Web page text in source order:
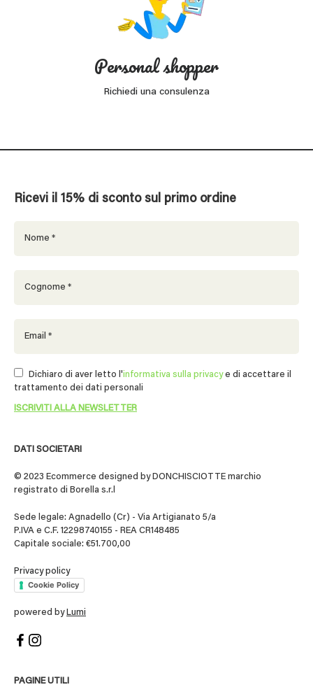
Personal shopper
Richiedi una consulenza
DATI SOCIETARI
© 2023 Ecommerce designed by DONCHISCIOTTE marchio
registrato di Borella s.r.l
Sede legale: Agnadello (Cr) - Via Artigianato 5/a
P.IVA e C.F. 12298740155 - REA CR148485
Capitale sociale: €51.700,00
Privacy policy
Cookie Policy
powered by Lumi
PAGINE UTILI
Ricevi il 15% di sconto sul primo ordine
Dichiaro di aver letto l'informativa sulla privacye di accettare il
trattamento dei dati personali